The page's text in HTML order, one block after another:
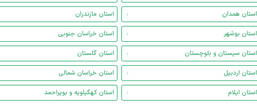
استان همدان استان مازندران
استان بوشهر استان خراسان جنوبی
استان سیستان و بلوچستان استان گلستان
استان اردبیل استان خراسان شمالی
استان ایلام استان کهگیلویه و بویراحمد